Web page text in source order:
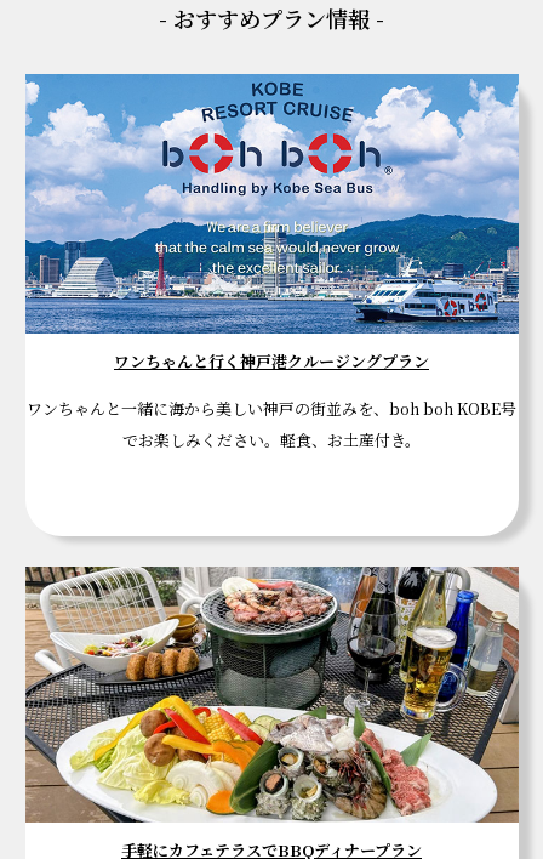
- おすすめプラン情報 -
ワンちゃんと行く神戸港クルージングプラン
ワンちゃんと一緒に海から美しい神戸の街並みを、boh boh KOBE号
でお楽しみください。軽食、お土産付き。
手軽にカフェテラスでBBQディナープラン